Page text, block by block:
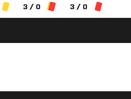
3 / 0 3 / 0